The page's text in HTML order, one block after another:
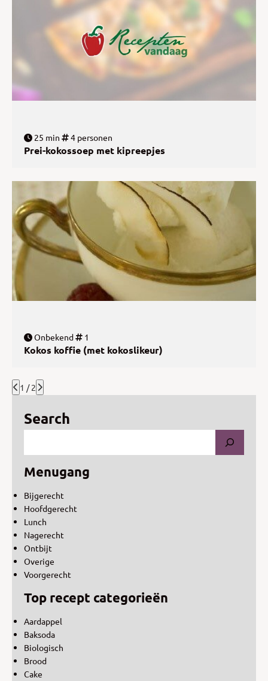
25 min 4 personen
Prei-kokossoep met kipreepjes
Onbekend 1
Kokos koffie (met kokoslikeur)
1 / 2
Search
Menugang
Bijgerecht
Hoofdgerecht
Lunch
Nagerecht
Ontbijt
Overige
Voorgerecht
Top recept categorieën
Aardappel
Baksoda
Biologisch
Brood
Cake